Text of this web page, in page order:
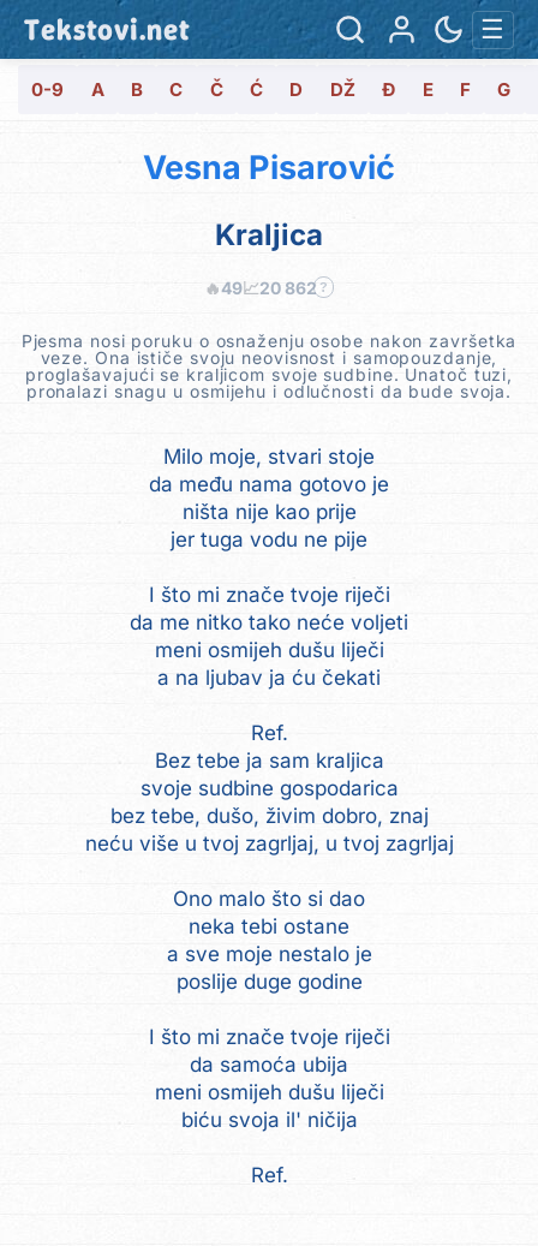
Tekstovi.net ☰
0-9 A B C Č Ć D DŽ Đ E F G
Vesna Pisarović
Kraljica
🔥49📈20 862 ?
Pjesma nosi poruku o osnaženju osobe nakon završetka
veze. Ona ističe svoju neovisnost i samopouzdanje,
proglašavajući se kraljicom svoje sudbine. Unatoč tuzi,
pronalazi snagu u osmijehu i odlučnosti da bude svoja.
Milo moje, stvari stoje
da među nama gotovo je
ništa nije kao prije
jer tuga vodu ne pije
I što mi znače tvoje riječi
da me nitko tako neće voljeti
meni osmijeh dušu liječi
a na ljubav ja ću čekati
Ref.
Bez tebe ja sam kraljica
svoje sudbine gospodarica
bez tebe, dušo, živim dobro, znaj
neću više u tvoj zagrljaj, u tvoj zagrljaj
Ono malo što si dao
neka tebi ostane
a sve moje nestalo je
poslije duge godine
I što mi znače tvoje riječi
da samoća ubija
meni osmijeh dušu liječi
biću svoja il' ničija
Ref.